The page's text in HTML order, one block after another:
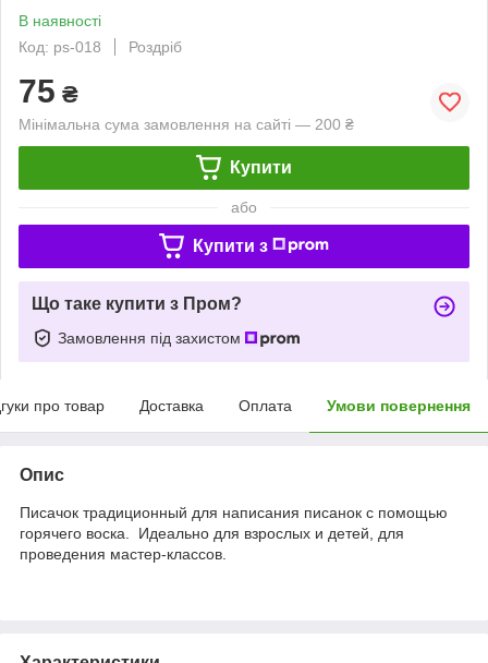
В наявності
Код: ps-018
Роздріб
75 ₴
Мінімальна сума замовлення на сайті — 200 ₴
Купити
або
Купити з
Що таке купити з Пром?
Замовлення під захистом
про товар Доставка Оплата Умови повернення
Опис
Писачок традиционный для написания писанок с помощью
горячего воска. Идеально для взрослых и детей, для
проведения мастер-классов.